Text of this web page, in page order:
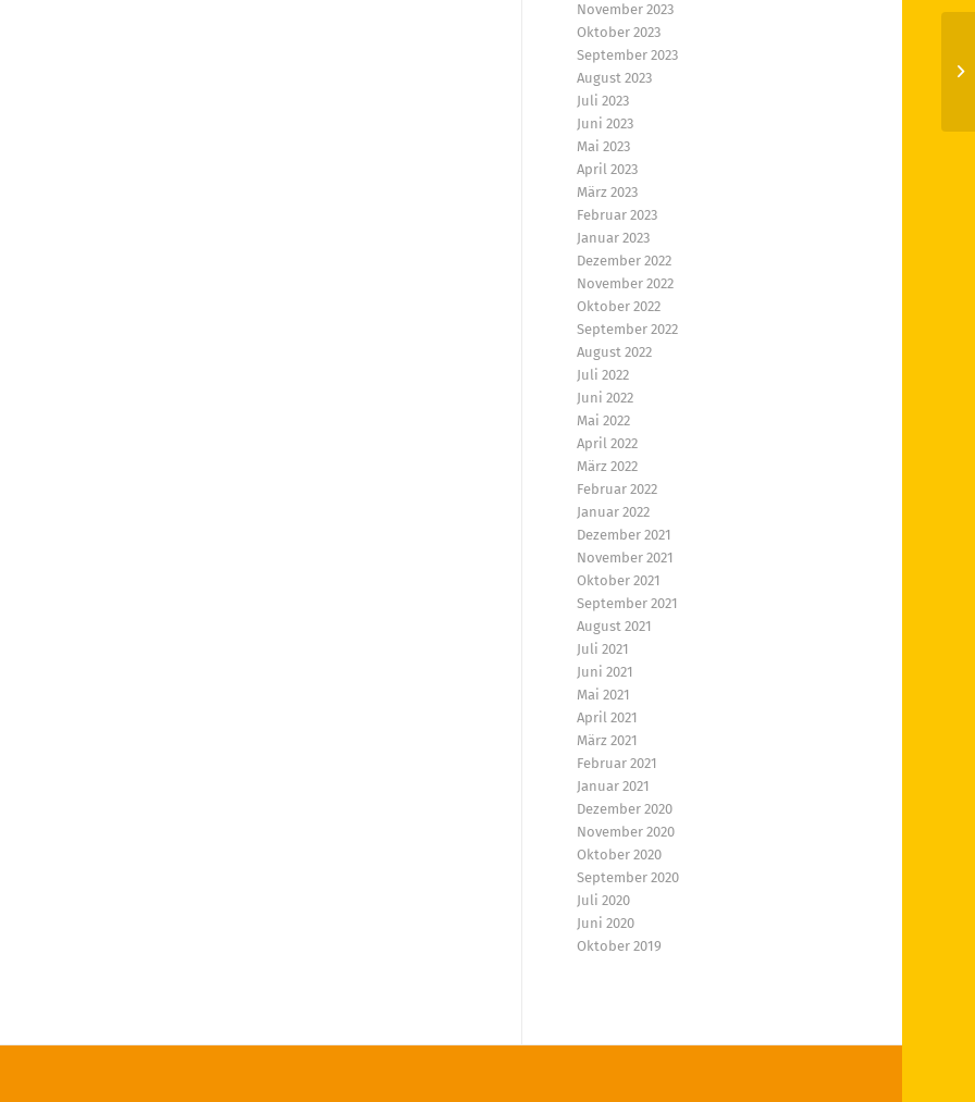
November 2023
Oktober 2023
September 2023
August 2023
Juli 2023
Juni 2023
Mai 2023
April 2023
März 2023
Februar 2023
Januar 2023
Dezember 2022
November 2022
Oktober 2022
September 2022
August 2022
Juli 2022
Juni 2022
Mai 2022
April 2022
März 2022
Februar 2022
Januar 2022
Dezember 2021
November 2021
Oktober 2021
September 2021
August 2021
Juli 2021
Juni 2021
Mai 2021
April 2021
März 2021
Februar 2021
Januar 2021
Dezember 2020
November 2020
Oktober 2020
September 2020
Juli 2020
Juni 2020
Oktober 2019